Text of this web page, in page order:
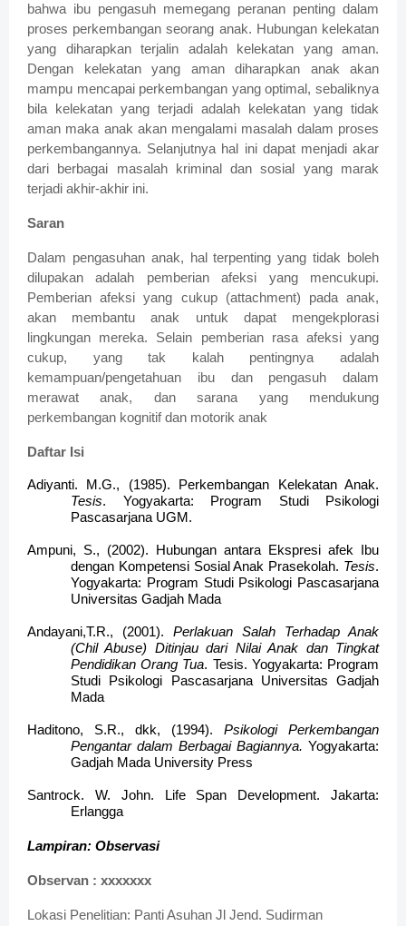
bahwa ibu pengasuh memegang peranan penting dalam
proses perkembangan seorang anak. Hubungan kelekatan
yang diharapkan terjalin adalah kelekatan yang aman.
Dengan kelekatan yang aman diharapkan anak akan
mampu mencapai perkembangan yang optimal, sebaliknya
bila kelekatan yang terjadi adalah kelekatan yang tidak
aman maka anak akan mengalami masalah dalam proses
perkembangannya. Selanjutnya hal ini dapat menjadi akar
dari berbagai masalah kriminal dan sosial yang marak
terjadi akhir-akhir ini.
Saran
Dalam pengasuhan anak, hal terpenting yang tidak boleh
dilupakan adalah pemberian afeksi yang mencukupi.
Pemberian afeksi yang cukup (attachment) pada anak,
akan membantu anak untuk dapat mengekplorasi
lingkungan mereka. Selain pemberian rasa afeksi yang
cukup, yang tak kalah pentingnya adalah
kemampuan/pengetahuan ibu dan pengasuh dalam
merawat anak, dan sarana yang mendukung
perkembangan kognitif dan motorik anak
Daftar Isi
Adiyanti. M.G., (1985). Perkembangan Kelekatan Anak.
Tesis. Yogyakarta: Program Studi Psikologi
Pascasarjana UGM.
Ampuni, S., (2002). Hubungan antara Ekspresi afek Ibu
dengan Kompetensi Sosial Anak Prasekolah. Tesis.
Yogyakarta: Program Studi Psikologi Pascasarjana
Universitas Gadjah Mada
Andayani,T.R., (2001). Perlakuan Salah Terhadap Anak
(Chil Abuse) Ditinjau dari Nilai Anak dan Tingkat
Pendidikan Orang Tua. Tesis. Yogyakarta: Program
Studi Psikologi Pascasarjana Universitas Gadjah
Mada
Haditono, S.R., dkk, (1994). Psikologi Perkembangan
Pengantar dalam Berbagai Bagiannya. Yogyakarta:
Gadjah Mada University Press
Santrock. W. John. Life Span Development. Jakarta:
Erlangga
Lampiran: Observasi
Observan : xxxxxxx
Lokasi Penelitian: Panti Asuhan Jl Jend. Sudirman